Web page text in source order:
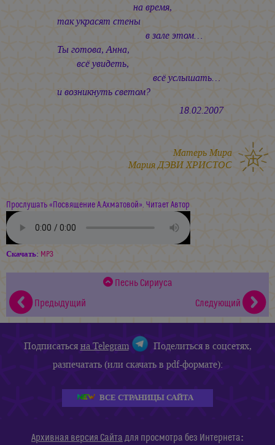
на время,
так украсят стены
в зале этом…
Ты готова, Анна,
всё увидеть,
всё услышать…
и возникнуть светом?
18.02.2007
Матерь Мира
Мария ДЭВИ ХРИСТОС
Прослушать «Посвящение А.Ахматовой». Читает Автор
Скачать: MP3
Песнь Сириуса
Предыдущий
Следующий
Подписатьсяна Telegram
Поделиться в соцсетях,
разпечатать (или скачать в pdf-формате):
ВСЕ СТРАНИЦЫ САЙТА
Архивная версия Сайта для просмотра без Интернета: